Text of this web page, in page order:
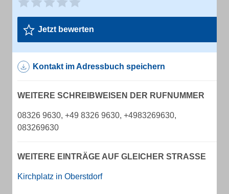
Jetzt bewerten
Kontakt im Adressbuch speichern
WEITERE SCHREIBWEISEN DER RUFNUMMER
08326 9630, +49 8326 9630, +4983269630,
083269630
WEITERE EINTRÄGE AUF GLEICHER STRASSE
Kirchplatz in Oberstdorf